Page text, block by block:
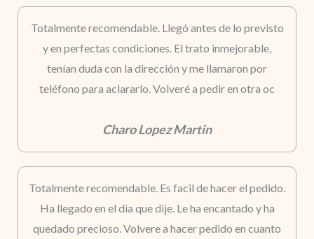
Totalmente recomendable. Llegó antes de lo previsto
y en perfectas condiciones. El trato inmejorable,
tenían duda con la dirección y me llamaron por
teléfono para aclararlo. Volveré a pedir en otra oc
Charo Lopez Martin
Totalmente recomendable. Es facil de hacer el pedido.
Ha llegado en el dia que dije. Le ha encantado y ha
quedado precioso. Volvere a hacer pedido en cuanto